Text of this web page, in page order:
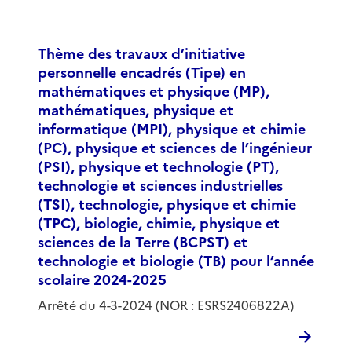
Thème des travaux d’initiative
personnelle encadrés (Tipe) en
mathématiques et physique (MP),
mathématiques, physique et
informatique (MPI), physique et chimie
(PC), physique et sciences de l’ingénieur
(PSI), physique et technologie (PT),
technologie et sciences industrielles
(TSI), technologie, physique et chimie
(TPC), biologie, chimie, physique et
sciences de la Terre (BCPST) et
technologie et biologie (TB) pour l’année
scolaire 2024-2025
Arrêté du 4-3-2024 (NOR : ESRS2406822A)